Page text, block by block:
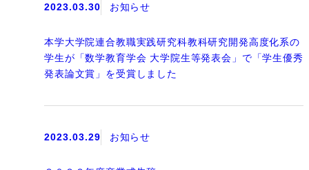
2023.03.30 お知らせ
本学大学院連合教職実践研究科教科研究開発高度化系の
学生が「数学教育学会 大学院生等発表会」で「学生優秀
発表論文賞」を受賞しました
2023.03.29 お知らせ